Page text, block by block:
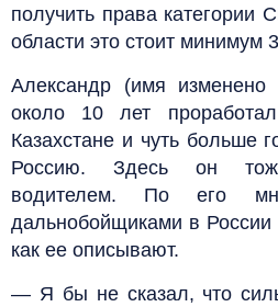
получить права категории
области это стоит минимум
Александр (имя изменено
около 10 лет
Казахстане и чуть больше
Россию. Здесь он
водителем. По его
дальнобойщиками в России
как ее описывают.
— Я бы не сказал, что